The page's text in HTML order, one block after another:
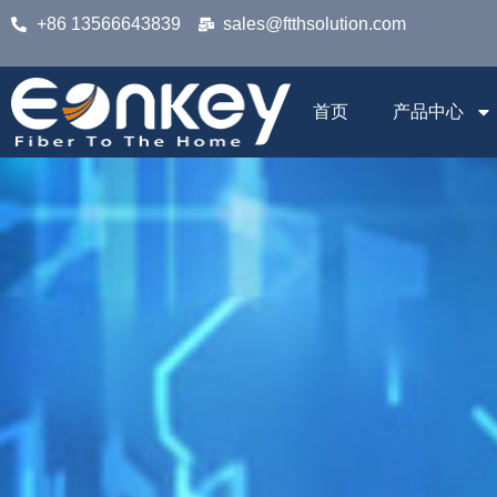
+86 13566643839 sales@ftthsolution.com
首页 产品中心